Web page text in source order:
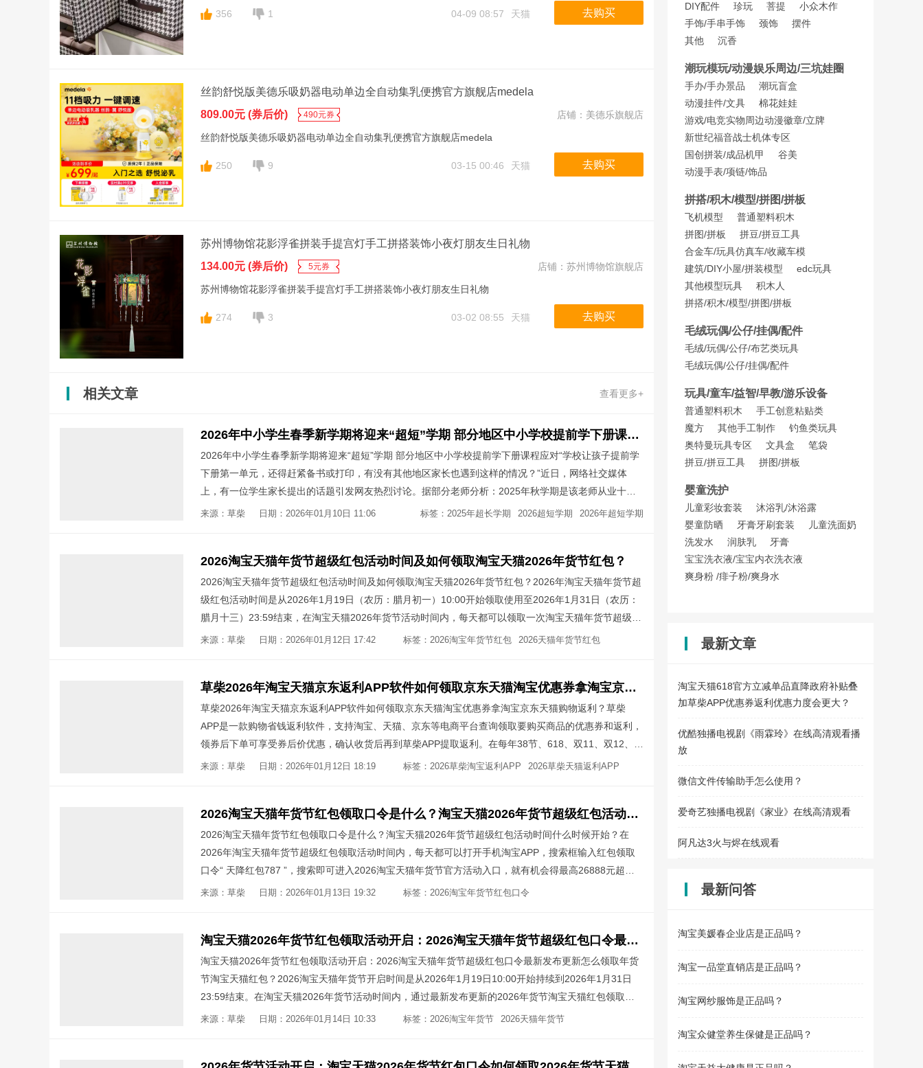
356 1 去购买
天猫
04-09 08:57
丝韵舒悦版美德乐吸奶器电动单边全自动集乳便携官方旗舰店medela
809.00元 (券后价)
490元券 店铺： 美德乐旗舰店
丝韵舒悦版美德乐吸奶器电动单边全自动集乳便携官方旗舰店medela
250 9 去购买
天猫
03-15 00:46
苏州博物馆花影浮雀拼装手提宫灯手工拼搭装饰小夜灯朋友生日礼物
134.00元 (券后价)
5元券 店铺： 苏州博物馆旗舰店
苏州博物馆花影浮雀拼装手提宫灯手工拼搭装饰小夜灯朋友生日礼物
274 3 去购买
天猫
03-02 08:55
相关文章 查看更多+
2026年中小学生春季新学期将迎来“超短”学期 部分地区中小学校提前学下册课程应对
2026年中小学生春季新学期将迎来“超短”学期 部分地区中小学校提前学下册课程应对“学校让孩子提前学
下册第一单元，还得赶紧备书或打印，有没有其他地区家长也遇到这样的情况？”近日，网络社交媒体
上，有一位学生家长提出的话题引发网友热烈讨论。据部分老师分析：2025年秋学期是该老师从业十年
来最长的学期达到了22至23周被称为“超长”学期。一般来说，正常学期时长不超过20周，这是由于今年
来源：草柴 日期：2026年01月10日 11:06 标签： 2025年超长学期 2026超短学期 2026年超短学期
2026淘宝天猫年货节超级红包活动时间及如何领取淘宝天猫2026年货节红包？
2026淘宝天猫年货节超级红包活动时间及如何领取淘宝天猫2026年货节红包？2026年淘宝天猫年货节超
级红包活动时间是从2026年1月19日（农历：腊月初一）10:00开始领取使用至2026年1月31日（农历：
腊月十三）23:59结束，在淘宝天猫2026年货节活动时间内，每天都可以领取一次淘宝天猫年货节超级红
包最高26888元，还有888元/5元等随机淘宝天猫2026年货节超级红包等你来抢！
来源：草柴 日期：2026年01月12日 17:42 标签： 2026淘宝年货节红包 2026天猫年货节红包 2026淘宝年货节超级红包 2026天猫年货节超级红包
草柴2026年淘宝天猫京东返利APP软件如何领取京东天猫淘宝优惠券拿淘宝京东天猫购物返利？
草柴2026年淘宝天猫京东返利APP软件如何领取京东天猫淘宝优惠券拿淘宝京东天猫购物返利？草柴
APP是一款购物省钱返利软件，支持淘宝、天猫、京东等电商平台查询领取要购买商品的优惠券和返利，
领券后下单可享受券后价优惠，确认收货后再到草柴APP提取返利。在每年38节、618、双11、双12、年
货节等官方大促红包领取、官方立减或官方直降活动时间内可叠加优惠力度会更大。日常还可以在草柴
来源：草柴 日期：2026年01月12日 18:19 标签： 2026草柴淘宝返利APP 2026草柴天猫返利APP
2026淘宝天猫年货节红包领取口令是什么？淘宝天猫2026年货节超级红包活动时间什么时候开始？
2026淘宝天猫年货节红包领取口令是什么？淘宝天猫2026年货节超级红包活动时间什么时候开始？在
2026年淘宝天猫年货节超级红包领取活动时间内，每天都可以打开手机淘宝APP，搜索框输入红包领取
口令“ 天降红包787 ”，搜索即可进入2026淘宝天猫年货节官方活动入口，就有机会得最高26888元超级
红包、官方立减、补贴优惠券等多重优惠活动叠加优惠力度会更大。
来源：草柴 日期：2026年01月13日 19:32 标签： 2026淘宝年货节红包口令 2026淘宝天猫年货节红包口令
淘宝天猫2026年货节红包领取活动开启：2026淘宝天猫年货节超级红包口令最新发布更新怎么领取年货节淘宝天猫红包？
淘宝天猫2026年货节红包领取活动开启：2026淘宝天猫年货节超级红包口令最新发布更新怎么领取年货
节淘宝天猫红包？2026淘宝天猫年货节开启时间是从2026年1月19日10:00开始持续到2026年1月31日
23:59结束。在淘宝天猫2026年货节活动时间内，通过最新发布更新的2026年货节淘宝天猫红包领取口
令，进入就有机会得最高26888元淘宝天猫年货节超级红包，每天可领取1次，叠加2026淘宝天猫年货节
来源：草柴 日期：2026年01月14日 10:33 标签： 2026淘宝年货节 2026天猫年货节
DIY配件 珍玩 菩提
小众木作
手饰/手串手饰 颈饰
摆件
其他
沉香
潮玩模玩/动漫娱乐周边/三坑娃圈
手办/手办景品
潮玩盲盒
动漫挂件/文具
棉花娃娃
游戏/电竞实物周边动漫徽章/立牌
新世纪福音战士机体专区
国创拼装/成品机甲
谷美
动漫手表/项链/饰品
拼搭/积木/模型/拼图/拼板
飞机模型
普通塑料积木
拼图/拼板
拼豆/拼豆工具
合金车/玩具仿真车/收藏车模
建筑/DIY小屋/拼装模型
edc玩具
其他模型玩具
积木人
拼搭/积木/模型/拼图/拼板
毛绒玩偶/公仔/挂偶/配件
毛绒/玩偶/公仔/布艺类玩具
毛绒玩偶/公仔/挂偶/配件
玩具/童车/益智/早教/游乐设备
普通塑料积木
手工创意粘贴类
魔方
其他手工制作
钓鱼类玩具
奥特曼玩具专区
文具盒
笔袋
拼豆/拼豆工具
拼图/拼板
婴童洗护
儿童彩妆套装
沐浴乳/沐浴露
婴童防晒
牙膏牙刷套装
儿童洗面奶
洗发水
润肤乳
牙膏
宝宝洗衣液/宝宝内衣洗衣液
爽身粉 /痱子粉/爽身水
最新文章
淘宝天猫618官方立减单品直降政府补贴叠
加草柴APP优惠券返利优惠力度会更大？
优酷独播电视剧《雨霖玲》在线高清观看播
放
微信文件传输助手怎么使用？
爱奇艺独播电视剧《家业》在线高清观看
阿凡达3火与烬在线观看
最新问答
淘宝美媛春企业店是正品吗？
淘宝一品堂直销店是正品吗？
淘宝网纱服饰是正品吗？
淘宝众健堂养生保健是正品吗？